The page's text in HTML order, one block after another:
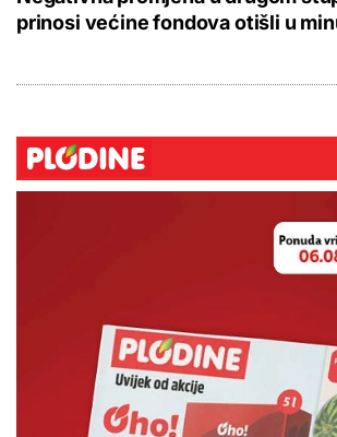
prinosi većine fondova otišli u